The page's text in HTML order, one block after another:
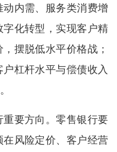
内需、服务类消费增
化转型，实现客户精
摆脱低水平价格战；
杠杆水平与偿债收入
要方向。零售银行要
风险定价、客户经营